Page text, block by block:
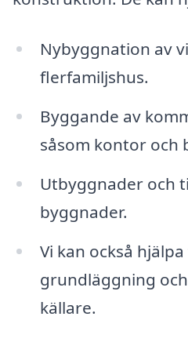
Nybyggnation av
flerfamiljshus.
Byggande av
såsom kontor och
Utbyggnader och
byggnader.
Vi kan också
grundläggning
källare.